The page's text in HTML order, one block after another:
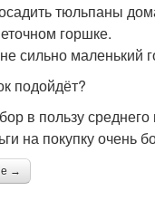
тюльпаны
горшке.
сильно маленький
подойдёт?
в пользу
на покупку очень
→